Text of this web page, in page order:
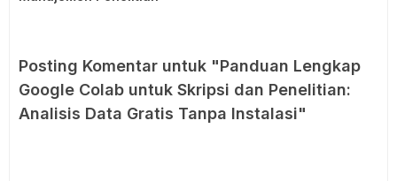
Posting Komentar untuk "Panduan Lengkap
Google Colab untuk Skripsi dan Penelitian:
Analisis Data Gratis Tanpa Instalasi"